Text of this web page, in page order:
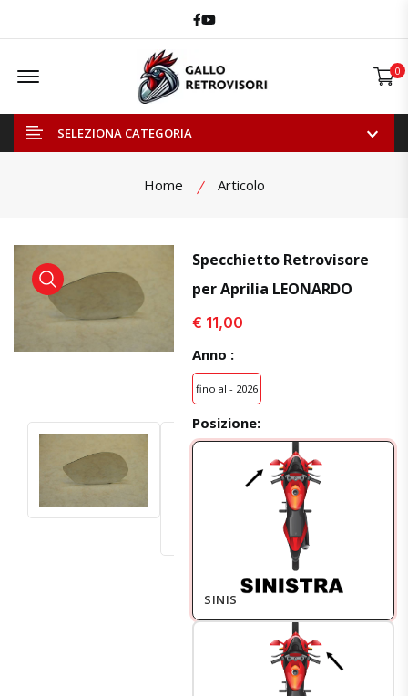
Facebook
Youtube
Offcanvas Menu Open 0
SELEZIONA CATEGORIA
Home Articolo
visualizza prodotto visualizza prodotto
Specchietto Retrovisore
per Aprilia LEONARDO
€ 11,00
Anno :
fino al - 2026
Posizione:
SINISTRO